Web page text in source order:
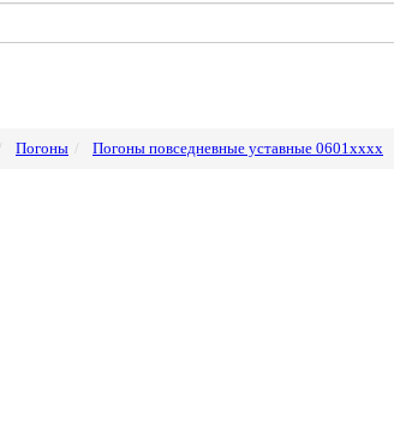
Погоны Погоны повседневные уставные 0601хххх